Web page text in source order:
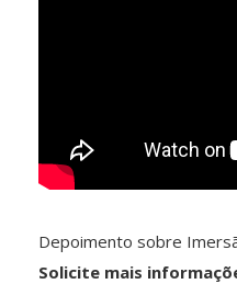
Depoimento sobre
Solicite mais